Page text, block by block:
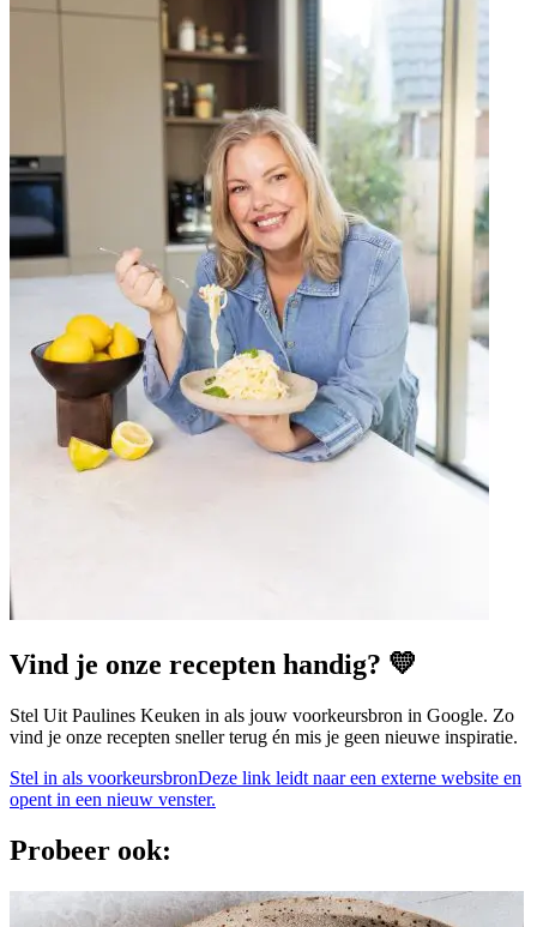
Vind je onze recepten handig? 💛
Stel Uit Paulines Keuken in als jouw voorkeursbron in Google. Zo
vind je onze recepten sneller terug én mis je geen nieuwe inspiratie.
Stel in als voorkeursbronDeze link leidt naar een externe website en
opent in een nieuw venster.
Probeer ook: